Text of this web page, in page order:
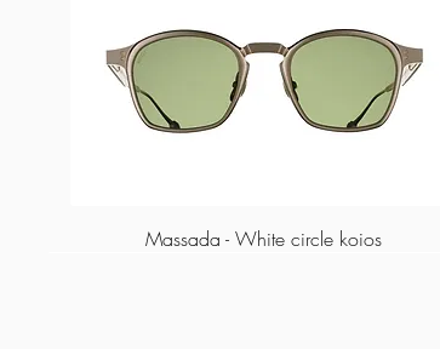
Massada - White circle koios